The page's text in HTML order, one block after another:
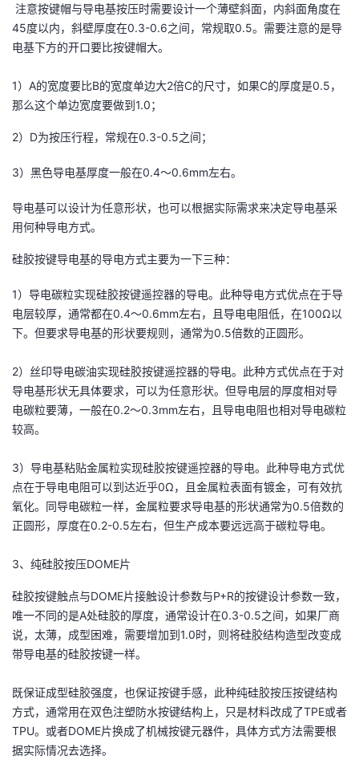
程
认
的
验
我
收
藏
支
持
声
建
议
注意按键帽与导电基按压时需要设计一个薄壁斜面，内斜面角度在
45度以内，斜壁厚度在0.3-0.6之间，常规取0.5。需要注意的是导
电基下方的开口要比按键帽大。
1）A的宽度要比B的宽度单边大2倍C的尺寸，如果C的厚度是0.5，
那么这个单边宽度要做到1.0；
2）D为按压行程，常规在0.3-0.5之间；
3）黑色导电基厚度一般在0.4～0.6mm左右。
导电基可以设计为任意形状，也可以根据实际需求来决定导电基采
用何种导电方式。
硅胶按键导电基的导电方式主要为一下三种：
1）导电碳粒实现硅胶按键遥控器的导电。此种导电方式优点在于导
电层较厚，通常都在0.4～0.6mm左右，且导电电阻低，在100Ω以
下。但要求导电基的形状要规则，通常为0.5倍数的正圆形。
2）丝印导电碳油实现硅胶按键遥控器的导电。此种方式优点在于对
导电基形状无具体要求，可以为任意形状。但导电层的厚度相对导
电碳粒要薄，一般在0.2～0.3mm左右，且导电电阻也相对导电碳粒
较高。
3）导电基粘贴金属粒实现硅胶按键遥控器的导电。此种导电方式优
点在于导电电阻可以到达近乎0Ω，且金属粒表面有镀金，可有效抗
氧化。同导电碳粒一样，金属粒要求导电基的形状通常为0.5倍数的
正圆形，厚度在0.2-0.5左右，但生产成本要远远高于碳粒导电。
3、纯硅胶按压DOME片
硅胶按键触点与DOME片接触设计参数与P+R的按键设计参数一致，
唯一不同的是A处硅胶的厚度，通常设计在0.3-0.5之间，如果厂商
说，太薄，成型困难，需要增加到1.0时，则将硅胶结构造型改变成
带导电基的硅胶按键一样。
既保证成型硅胶强度，也保证按键手感，此种纯硅胶按压按键结构
方式，通常用在双色注塑防水按键结构上，只是材料改成了TPE或者
TPU。或者DOME片换成了机械按键元器件，具体方式方法需要根
据实际情况去选择。